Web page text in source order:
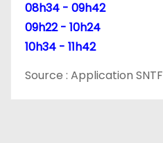
08h34 - 09h42
09h22 - 10h24
10h34 - 11h42
Source : Application SNTF